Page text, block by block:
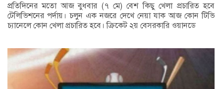
প্রতিদিনের মতো আজ বুধবার (৭ মে) বেশ কিছু খেলা প্রচারিত হবে
টেলিভিশনের পর্দায়। চলুন এক নজরে দেখে নেয়া যাক আজ কোন টিভি
চ্যানেলে কোন খেলা প্রচারিত হবে। ক্রিকেট ২য় বেসরকারি ওয়ানডে